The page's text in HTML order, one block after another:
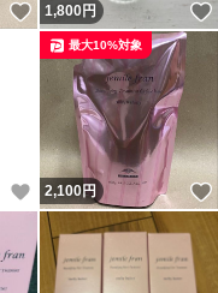
いいね！
1,800円
いいね！
2,100円
最大10%対象